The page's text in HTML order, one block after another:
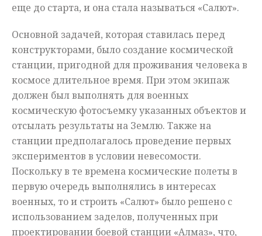
еще до старта, и она стала называться «Салют».
Основной задачей, которая ставилась перед
конструкторами, было создание космической
станции, пригодной для проживания человека в
космосе длительное время. При этом экипаж
должен был выполнять для военных
космическую фотосъемку указанных объектов и
отсылать результаты на Землю. Также на
станции предполагалось проведение первых
экспериментов в условии невесомости.
Поскольку в те времена космические полеты в
первую очередь выполнялись в интересах
военных, то и строить «Салют» было решено с
использованием заделов, полученных при
проектировании боевой станции «Алмаз», что,